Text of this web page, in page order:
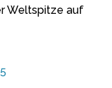
Weltspitze auf